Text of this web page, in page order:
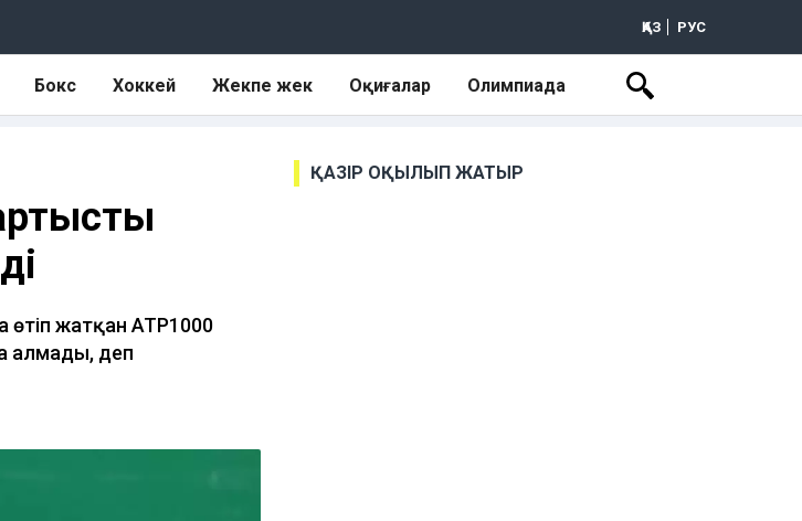
ҚАЗ РУС
Бокс Хоккей Жекпе жек Оқиғалар Олимпиада
өтіп жатқан ATP1000
алмады, деп
ҚАЗІР ОҚЫЛЫП ЖАТЫР